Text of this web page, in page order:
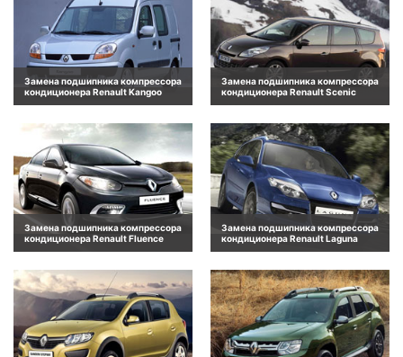
Замена подшипника компрессора
кондиционера Renault Kangoo
Замена подшипника компрессора
кондиционера Renault Scenic
Замена подшипника компрессора
кондиционера Renault Fluence
Замена подшипника компрессора
кондиционера Renault Laguna